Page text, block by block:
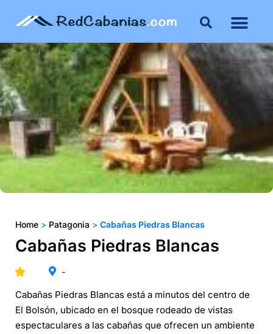
Home > Patagonia > Cabañas Piedras Blancas
Cabañas Piedras Blancas
-
Cabañas Piedras Blancas está a minutos del centro de
El Bolsón, ubicado en el bosque rodeado de vistas
espectaculares a las cabañas que ofrecen un ambiente